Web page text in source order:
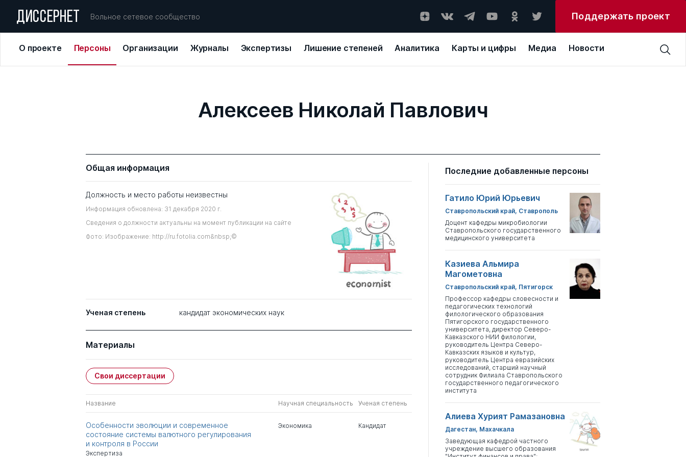
ДИССЕРНЕТ Вольное сетевое сообщество Поддержать проект
О проекте Персоны Организации Журналы Экспертизы Лишение степеней Аналитика Карты и цифры Медиа Новости
Алексеев Николай Павлович
Общая информация
Должность и место работы неизвестны
Информация обновлена: 31 декабря 2020 г.
Сведения о должности актуальны на момент публикации на сайте
Фото: Изображение: http://ru.fotolia.com&nbsp;©
Ученая степень кандидат экономических наук
Материалы
Свои диссертации
Название Научная специальность Ученая степень
Особенности эволюции и современное
состояние системы валютного регулирования
и контроля в России
Экспертиза
Экономика Кандидат
Последние добавленные персоны
Гатило Юрий Юрьевич
Ставропольский край, Ставрополь
Доцент кафедры микробиологии
Ставропольского государственного
медицинского университета
Казиева Альмира
Магометовна
Ставропольский край, Пятигорск
Профессор кафедры словесности и
педагогических технологий
филологического образования
Пятигорского государственного
университета, директор Северо-
Кавказского НИИ филологии,
руководитель Центра Северо-
Кавказских языков и культур,
руководитель Центра евразийских
исследований, старший научный
сотрудник Филиала Ставропольского
государственного педагогического
института
Алиева Хурият Рамазановна
Дагестан, Махачкала
Заведующая кафедрой частного
учреждение высшего образования